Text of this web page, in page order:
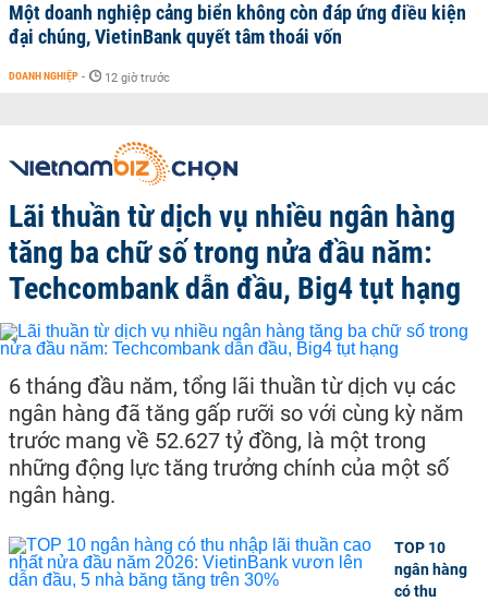
Một doanh nghiệp cảng biển không còn đáp ứng điều kiện
đại chúng, VietinBank quyết tâm thoái vốn
DOANH NGHIỆP - 12 giờ trước
Lãi thuần từ dịch vụ nhiều ngân hàng
tăng ba chữ số trong nửa đầu năm:
Techcombank dẫn đầu, Big4 tụt hạng
6 tháng đầu năm, tổng lãi thuần từ dịch vụ các
ngân hàng đã tăng gấp rưỡi so với cùng kỳ năm
trước mang về 52.627 tỷ đồng, là một trong
những động lực tăng trưởng chính của một số
ngân hàng.
TOP 10
ngân hàng
có thu